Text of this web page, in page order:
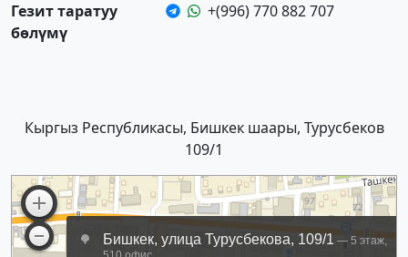
Гезит таратуу
бөлүмү
+(996) 770 882 707
Кыргыз Республикасы, Бишкек шаары, Турусбеков
109/1